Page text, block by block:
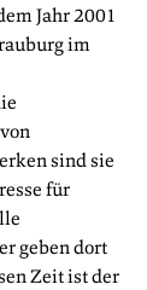
Jahr 2001
im
sind sie
für
geben dort
Zeit ist der